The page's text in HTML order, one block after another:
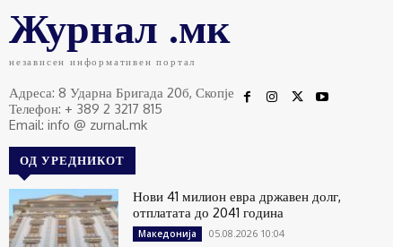
Журнал .мк
независен информативен портал
Адреса: 8 Ударна Бригада 20б, Скопје
Телефон: + 389 2 3217 815
Email: info @ zurnal.mk
ОД УРЕДНИКОТ
Нови 41 милион евра државен долг,
отплатата до 2041 година
Македонија 05.08.2026 10:04